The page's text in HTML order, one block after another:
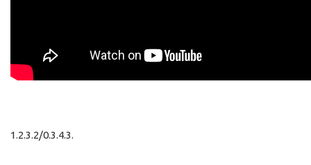
1.2.3.2/0.3.4.3.